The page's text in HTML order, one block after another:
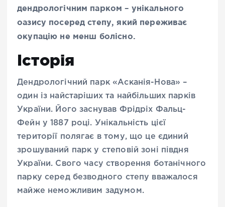
дендрологічним парком – унікального
оазису посеред степу, який переживає
окупацію не менш болісно.
Історія
Дендрологічний парк «Асканія-Нова» –
один із найстаріших та найбільших парків
України. Його заснував Фрідріх Фальц-
Фейн у 1887 році. Унікальність цієї
території полягає в тому, що це єдиний
зрошуваний парк у степовій зоні півдня
України. Свого часу створення ботанічного
парку серед безводного степу вважалося
майже неможливим задумом.